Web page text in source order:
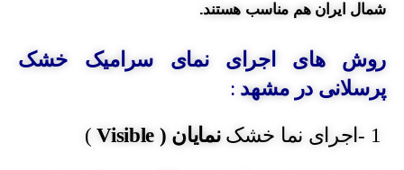
شمال ایران هم مناسب هستند.
روش های اجرای نمای سرامیک خشک
پرسلانی در مشهد :
1 -اجرای نما خشک نمایان ( Visible
)